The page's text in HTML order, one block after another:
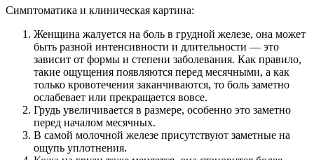
Симптоматика и клиническая картина:
Женщина жалуется на боль в грудной железе, она может
быть разной интенсивности и длительности — это
зависит от формы и степени заболевания. Как правило,
такие ощущения появляются перед месячными, а как
только кровотечения заканчиваются, то боль заметно
ослабевает или прекращается вовсе.
Грудь увеличивается в размере, особенно это заметно
перед началом месячных.
В самой молочной железе присутствуют заметные на
ощупь уплотнения.